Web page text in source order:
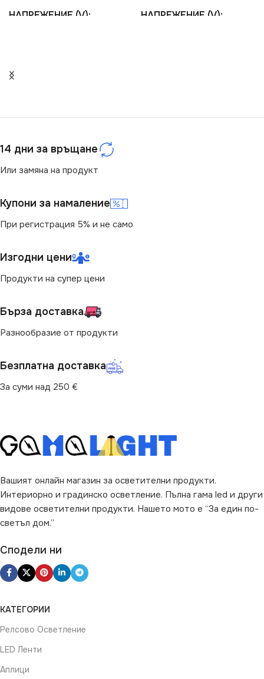
НАПРЕЖЕНИЕ (V)
СЕРИЯ
МОЩНОСТ (W) 40
НАПРЕЖЕНИЕ (V)
14 дни за връщане
Или замяна на продукт
Купони за намаление
При регистрация 5% и не само
Изгодни цени
Продукти на супер цени
Бърза доставка
Разнообразие от продукти
Безплатна доставка
За суми над 250 €
Вашият онлайн магазин за осветителни продукти.
Интериорно и градинско осветление. Пълна гама led и други
видове осветителни продукти. Нашето мото е “За един по-
светъл дом.”
Сподели ни
КАТЕГОРИИ
Релсово Осветление
LED Ленти
Аплици